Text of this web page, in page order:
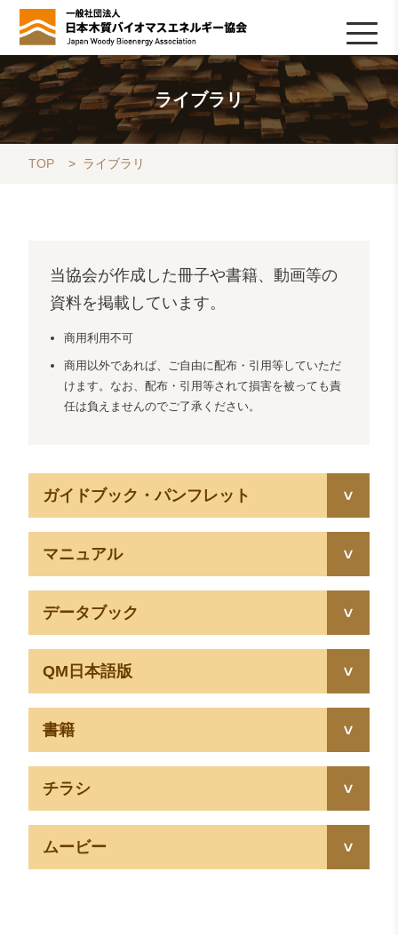
HOME
TOPICS
協会について
木質バイオマスの基礎知識
協会の活動
ライブラリ
データベース
Q&A
リンク集
お問い合わせ
会員専用
採用情報
ライブラリ
TOP > ライブラリ
当協会が作成した冊子や書籍、動画等の
資料を掲載しています。
商用利用不可
商用以外であれば、ご自由に配布・引用等していただ
けます。なお、配布・引用等されて損害を被っても責
任は負えませんのでご了承ください。
ガイドブック・パンフレット
マニュアル
データブック
QM日本語版
書籍
チラシ
ムービー